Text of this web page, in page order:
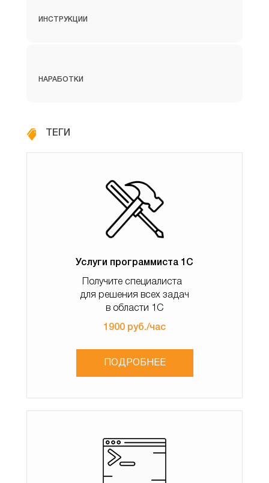
отправить по почте на один почтовый адрес, или
ИНСТРУКЦИИ
НАРАБОТКИ
ТЕГИ
Услуги программиста 1С
Получите специалиста
для решения всех задач
в области 1С
1900 руб./час
ПОДРОБНЕЕ